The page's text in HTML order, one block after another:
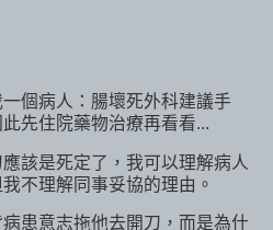
個病人：腸壞死外科建議手
先住院藥物治療再看看...
該是死定了，我可以理解病人
不理解同事妥協的理由。
患意志拖他去開刀，而是為什